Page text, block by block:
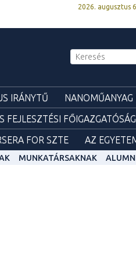
2026. augusztus
IRÁNYTŰ
FEJLESZTÉSI FŐIGAZGATÓSÁG
FOR SZTE AZ
MUNKATÁRSAKNAK